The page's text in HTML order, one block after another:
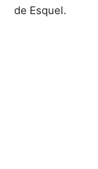
de Esquel.